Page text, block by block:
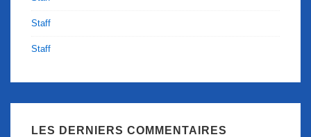
Staff
Staff
LES DERNIERS COMMENTAIRES